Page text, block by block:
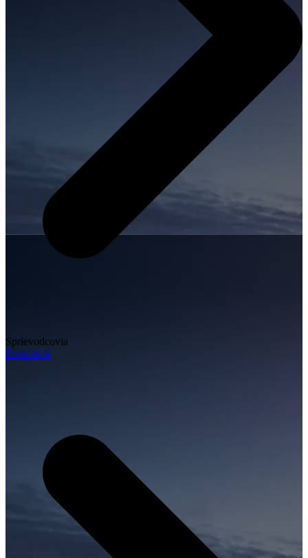
Sprievodcovia
Destinácie